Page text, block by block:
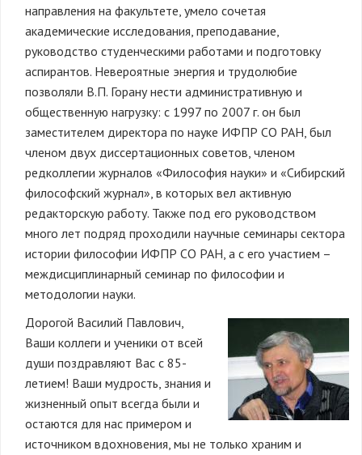
направления на факультете, умело сочетая
академические исследования, преподавание,
руководство студенческими работами и подготовку
аспирантов. Невероятные энергия и трудолюбие
позволяли В.П. Горану нести административную и
общественную нагрузку: с 1997 по 2007 г. он был
заместителем директора по науке ИФПР СО РАН, был
членом двух диссертационных советов, членом
редколлегии журналов «Философия науки» и «Сибирский
философский журнал», в которых вел активную
редакторскую работу. Также под его руководством
много лет подряд проходили научные семинары сектора
истории философии ИФПР СО РАН, а с его участием –
междисциплинарный семинар по философии и
методологии науки.
Дорогой Василий Павлович,
Ваши коллеги и ученики от всей
души поздравляют Вас с 85-
летием! Ваши мудрость, знания и
жизненный опыт всегда были и
остаются для нас примером и
источником вдохновения, мы не только храним и